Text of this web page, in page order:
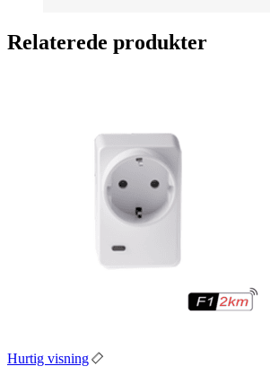
Relaterede produkter
Hurtig visning